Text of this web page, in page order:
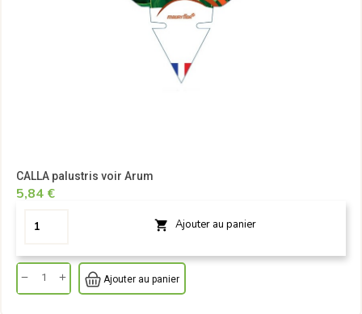
CALLA palustris voir Arum
5,84 €
 Ajouter au panier
Ajouter au panier